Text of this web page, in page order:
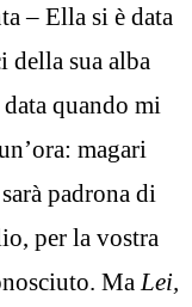
– Ella si è data
della sua alba
quando mi
magari
padrona di
per la vostra
Ma Lei,